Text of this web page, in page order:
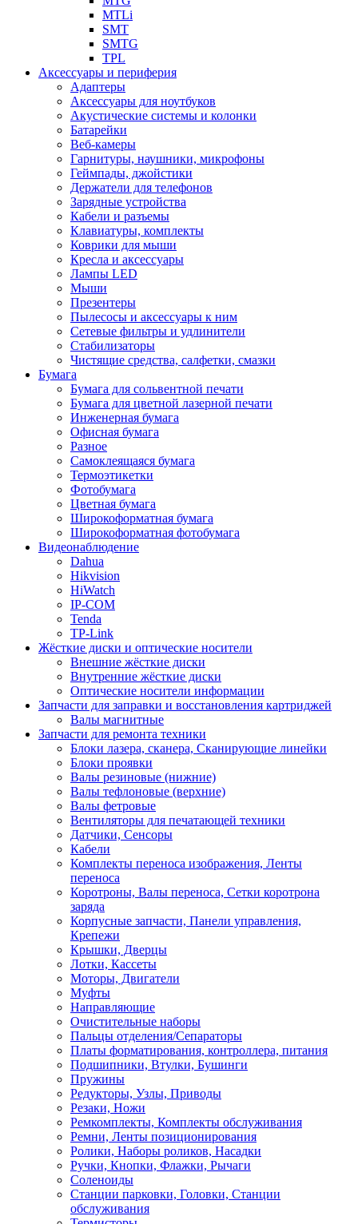
MTLi
SMT
SMTG
TPL
Аксессуары и периферия
Адаптеры
Аксессуары для ноутбуков
Акустические системы и колонки
Батарейки
Веб-камеры
Гарнитуры, наушники, микрофоны
Геймпады, джойстики
Держатели для телефонов
Зарядные устройства
Кабели и разъемы
Клавиатуры, комплекты
Коврики для мыши
Кресла и аксессуары
Лампы LED
Мыши
Презентеры
Пылесосы и аксессуары к ним
Сетевые фильтры и удлинители
Стабилизаторы
Чистящие средства, салфетки, смазки
Бумага
Бумага для сольвентной печати
Бумага для цветной лазерной печати
Инженерная бумага
Офисная бумага
Разное
Самоклеящаяся бумага
Термоэтикетки
Фотобумага
Цветная бумага
Широкоформатная бумага
Широкоформатная фотобумага
Видеонаблюдение
Dahua
Hikvision
HiWatch
IP-COM
Tenda
TP-Link
Жёсткие диски и оптические носители
Внешние жёсткие диски
Внутренние жёсткие диски
Оптические носители информации
Запчасти для заправки и восстановления картриджей
Валы магнитные
Запчасти для ремонта техники
Блоки лазера, сканера, Сканирующие линейки
Блоки проявки
Валы резиновые (нижние)
Валы тефлоновые (верхние)
Валы фетровые
Вентиляторы для печатающей техники
Датчики, Сенсоры
Кабели
Комплекты переноса изображения, Ленты
переноса
Коротроны, Валы переноса, Сетки коротрона
заряда
Корпусные запчасти, Панели управления,
Крепежи
Крышки, Дверцы
Лотки, Кассеты
Моторы, Двигатели
Муфты
Направляющие
Очистительные наборы
Пальцы отделения/Сепараторы
Платы форматирования, контроллера, питания
Подшипники, Втулки, Бушинги
Пружины
Редукторы, Узлы, Приводы
Резаки, Ножи
Ремкомплекты, Комплекты обслуживания
Ремни, Ленты позиционирования
Ролики, Наборы роликов, Насадки
Ручки, Кнопки, Флажки, Рычаги
Соленоиды
Станции парковки, Головки, Станции
обслуживания